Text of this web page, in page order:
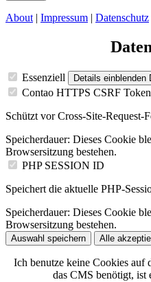
About | Impressum | Datenschutz
Essenziell Details einblenden
Contao HTTPS CSRF Token
Schützt vor Cross-Site-Request-
Speicherdauer: Dieses Cookie
Browsersitzung bestehen.
PHP SESSION ID
Speichert die aktuelle PHP-
Speicherdauer: Dieses Cookie
Browsersitzung bestehen.
Auswahl speichern Alle
Ich benutze keine Cookies auf
das CMS benötigt, ist